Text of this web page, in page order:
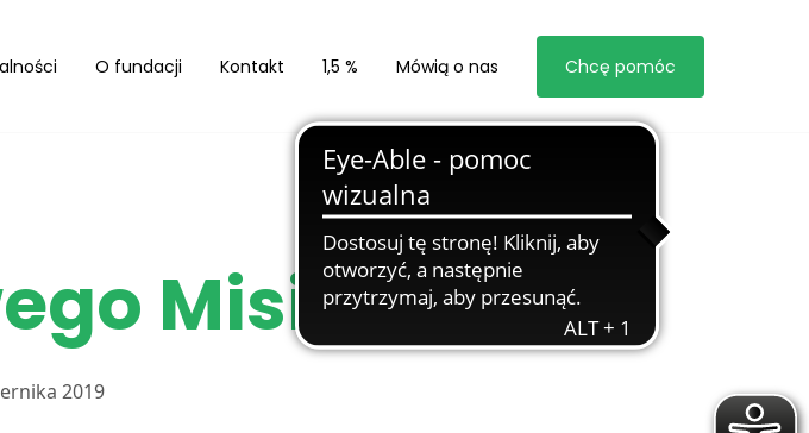
O fundacji Kontakt 1,5 % Mówią o nas Chcę pomóc
Misia 2019
2019